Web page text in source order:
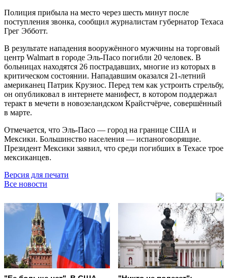
Полиция прибыла на место через шесть минут после
поступления звонка, сообщил журналистам губернатор Техаса
Грег Эбботт.
В результате нападения вооружённого мужчины на торговый
центр Walmart в городе Эль-Пасо погибли 20 человек. В
больницах находятся 26 пострадавших, многие из которых в
критическом состоянии. Нападавшим оказался 21-летний
американец Патрик Крузиос. Перед тем как устроить стрельбу,
он опубликовал в интернете манифест, в котором поддержал
теракт в мечети в новозеландском Крайстчёрче, совершённый
в марте.
Отмечается, что Эль-Пасо — город на границе США и
Мексики. Большинство населения — испаноговорящие.
Президент Мексики заявил, что среди погибших в Техасе трое
мексиканцев.
Версия для печати
Все новости